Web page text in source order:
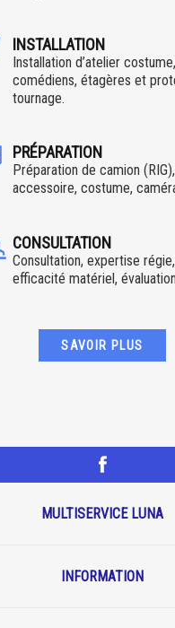
INSTALLATION
Installation d’atelier
comédiens, étagères et
tournage.
PRÉPARATION
Préparation de camion
accessoire, costume,
CONSULTATION
Consultation, expertise
efficacité matériel,
SAVOIR PLUS
MULTISERVICE LUNA
INFORMATION